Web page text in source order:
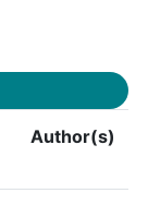
Author(s)